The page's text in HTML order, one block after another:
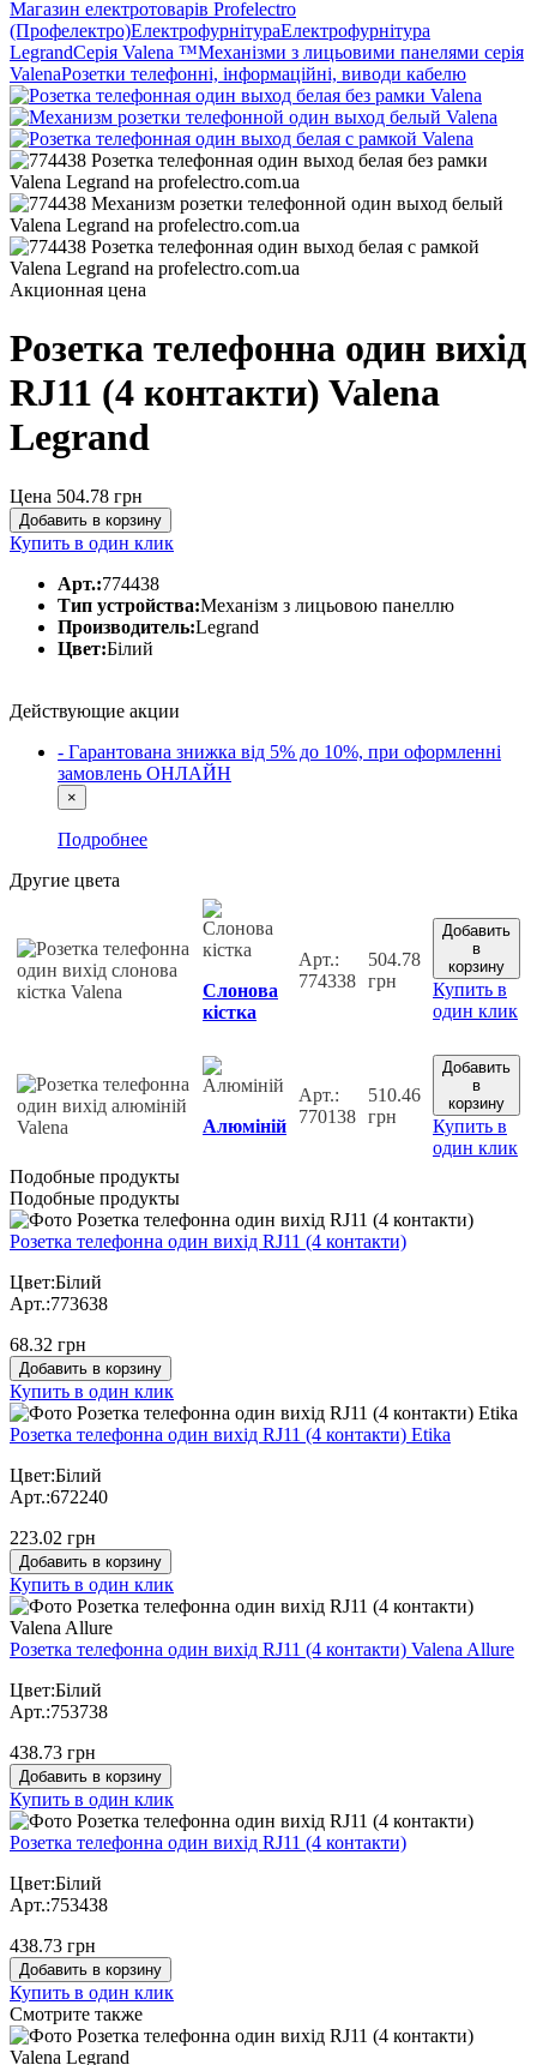
Магазин електротоварів Profelectro
(Профелектро)ЕлектрофурнітураЕлектрофурнітура
LegrandСерія Valena ™Механізми з лицьовими панелями серія
ValenaРозетки телефонні, інформаційні, виводи кабелю
Акционная цена
Розетка телефонна один вихід
RJ11 (4 контакти) Valena
Legrand
Цена 504.78 грн
Добавить в корзину
Купить в один клик
Арт.:774438
Тип устройства:Механізм з лицьовою панеллю
Производитель:Legrand
Цвет:Білий
Действующие акции
- Гарантована знижка від 5% до 10%, при оформленні
замовлень ОНЛАЙН
×
Подробнее
Другие цвета
Слонова
кістка
Арт.:
774338
504.78
грн
Добавить
в
корзину
Купить в
один клик
Алюміній
Арт.:
770138
510.46
грн
Добавить
в
корзину
Купить в
один клик
Подобные продукты
Подобные продукты
Розетка телефонна один вихід RJ11 (4 контакти)
Цвет:Білий
Арт.:773638
68.32 грн
Добавить в корзину
Купить в один клик
Розетка телефонна один вихід RJ11 (4 контакти) Etika
Цвет:Білий
Арт.:672240
223.02 грн
Добавить в корзину
Купить в один клик
Розетка телефонна один вихід RJ11 (4 контакти) Valena Allure
Цвет:Білий
Арт.:753738
438.73 грн
Добавить в корзину
Купить в один клик
Розетка телефонна один вихід RJ11 (4 контакти)
Цвет:Білий
Арт.:753438
438.73 грн
Добавить в корзину
Купить в один клик
Cмотрите также